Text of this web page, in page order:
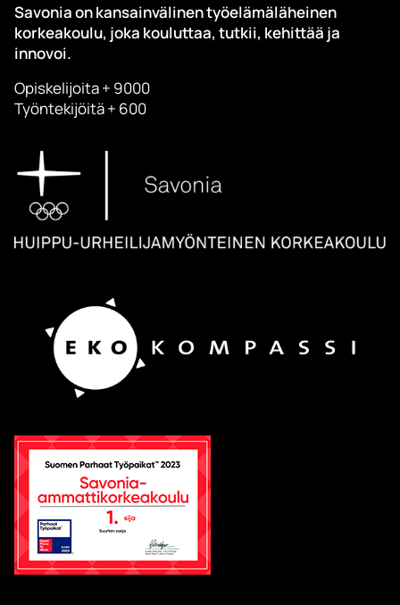
Savonia on kansainvälinen työelämäläheinen
korkeakoulu, joka kouluttaa, tutkii, kehittää ja
innovoi.
Opiskelijoita + 9000
Työntekijöitä + 600